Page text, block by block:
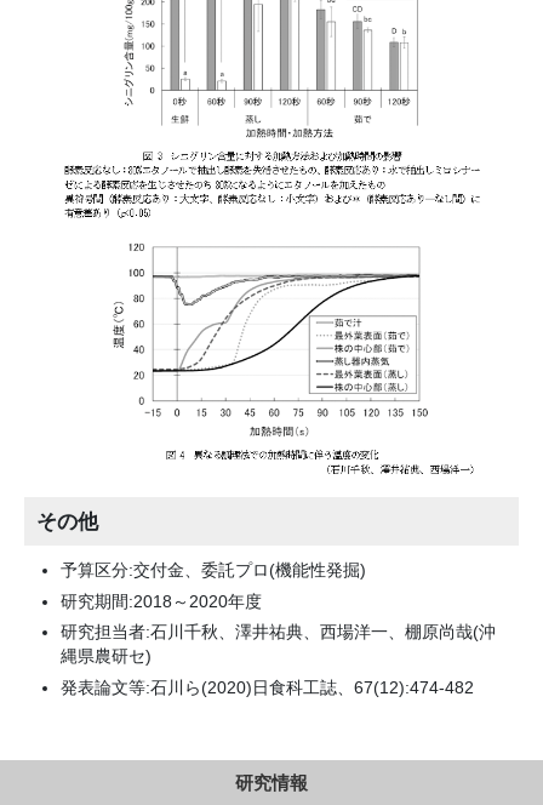
その他
予算区分:交付金、委託プロ(機能性発掘)
研究期間:2018～2020年度
研究担当者:石川千秋、澤井祐典、西場洋一、棚原尚哉(沖
縄県農研セ)
発表論文等:石川ら(2020)日食科工誌、67(12):474-482
研究情報